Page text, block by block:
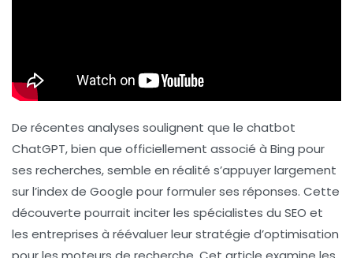
De récentes analyses soulignent que le chatbot
ChatGPT, bien que officiellement associé à Bing pour
ses recherches, semble en réalité s’appuyer largement
sur l’index de Google pour formuler ses réponses. Cette
découverte pourrait inciter les spécialistes du SEO et
les entreprises à réévaluer leur stratégie d’optimisation